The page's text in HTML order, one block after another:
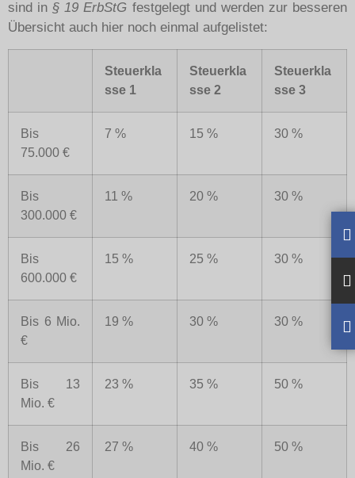
sind in § 19 ErbStG festgelegt und werden zur besseren
Übersicht auch hier noch einmal aufgelistet:
Steuerkla
sse 1
Steuerkla
sse 2
Steuerkla
sse 3
Bis
75.000 €
7 % 15 % 30 %
Bis
300.000 €
11 % 20 % 30 %
Bis
600.000 €
15 % 25 % 30 %
Bis 6 Mio.
€
19 % 30 % 30 %
Bis 13
Mio. €
23 % 35 % 50 %
Bis 26
Mio. €
27 % 40 % 50 %